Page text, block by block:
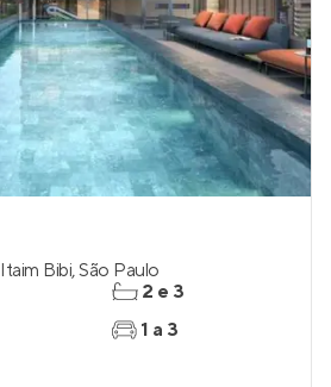
Itaim Bibi,São Paulo
2 e 3
1 a 3